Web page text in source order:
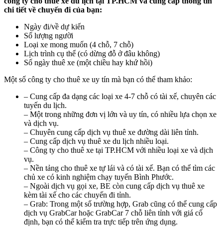
chi tiết về chuyến đi của bạn:
Ngày đi/về dự kiến
Số lượng người
Loại xe mong muốn (4 chỗ, 7 chỗ)
Lịch trình cụ thể (có dừng đỗ ở đâu không)
Số ngày thuê xe (một chiều hay khứ hồi)
Một số công ty cho thuê xe uy tín mà bạn có thể tham khảo:
– Cung cấp đa dạng các loại xe 4-7 chỗ có tài xế, chuyên các
tuyến du lịch.
– Một trong những đơn vị lớn và uy tín, có nhiều lựa chọn xe
và dịch vụ.
– Chuyên cung cấp dịch vụ thuê xe đường dài liên tỉnh.
– Cung cấp dịch vụ thuê xe du lịch nhiều loại.
– Công ty cho thuê xe tại TP.HCM với nhiều loại xe và dịch
vụ.
– Nền tảng cho thuê xe tự lái và có tài xế. Bạn có thể tìm các
chủ xe có kinh nghiệm chạy tuyến Bình Phước.
– Ngoài dịch vụ gọi xe, BE còn cung cấp dịch vụ thuê xe
kèm tài xế cho các chuyến đi tỉnh.
– Grab: Trong một số trường hợp, Grab cũng có thể cung cấp
dịch vụ GrabCar hoặc GrabCar 7 chỗ liên tỉnh với giá cố
định, bạn có thể kiểm tra trực tiếp trên ứng dụng.